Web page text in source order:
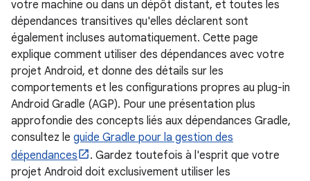
votre machine ou dans un dépôt distant, et toutes les
dépendances transitives qu'elles déclarent sont
également incluses automatiquement. Cette page
explique comment utiliser des dépendances avec votre
projet Android, et donne des détails sur les
comportements et les configurations propres au plug-in
Android Gradle (AGP). Pour une présentation plus
approfondie des concepts liés aux dépendances Gradle,
consultez le guide Gradle pour la gestion des
dépendances
. Gardez toutefois à l'esprit que votre
projet Android doit exclusivement utiliser les